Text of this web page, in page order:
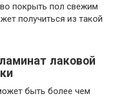
покрыть пол свежим
получиться из такой
лаковой
быть более чем